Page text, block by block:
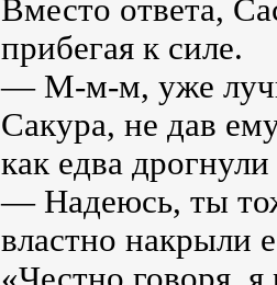
Вместо ответа,
прибегая к силе.
— М-м-м, уже
Сакура, не дав
как едва
— Надеюсь, ты
властно накрыли